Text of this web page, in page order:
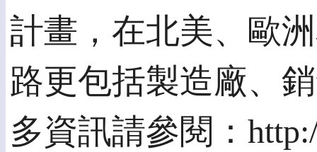
計畫，在北美、歐
路更包括製造廠、
多資訊請參閱：